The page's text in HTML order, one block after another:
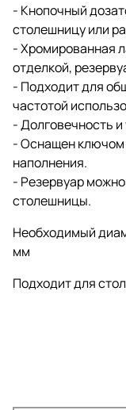
- Кнопочный
столешницу или
- Хромированная
отделкой,
- Подходит для
частотой
- Долговечность и
- Оснащен ключом
наполнения.
- Резервуар
столешницы.
Необходимый
мм
Подходит для